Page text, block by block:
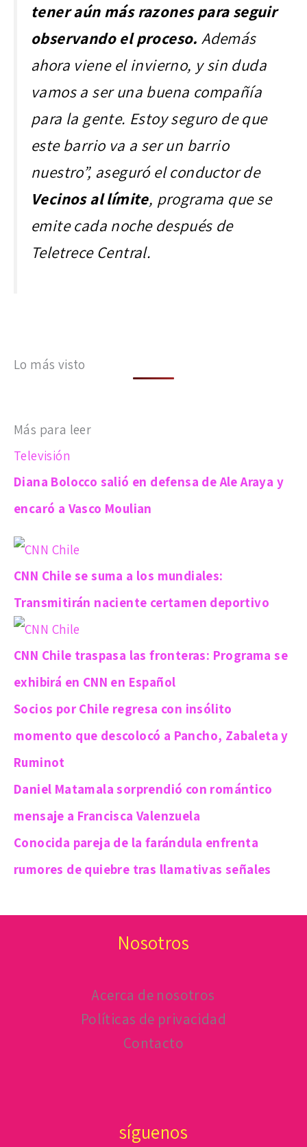
tener aún más razones para seguir
observando el proceso.Además
ahora viene el invierno, y sin duda
vamos a ser una buena compañía
para la gente. Estoy seguro de que
este barrio va a ser un barrio
nuestro”, aseguró el conductor de
Vecinos al límite, programa que se
emite cada noche después de
Teletrece Central.
Lo más visto
Más para leer
Televisión
Diana Bolocco salió en defensa de Ale Araya y
encaró a Vasco Moulian
CNN Chile se suma a los mundiales:
Transmitirán naciente certamen deportivo
CNN Chile traspasa las fronteras: Programa se
exhibirá en CNN en Español
Socios por Chile regresa con insólito
momento que descolocó a Pancho, Zabaleta y
Ruminot
Daniel Matamala sorprendió con romántico
mensaje a Francisca Valenzuela
Conocida pareja de la farándula enfrenta
rumores de quiebre tras llamativas señales
Nosotros
Acerca de nosotros
Políticas de privacidad
Contacto
síguenos